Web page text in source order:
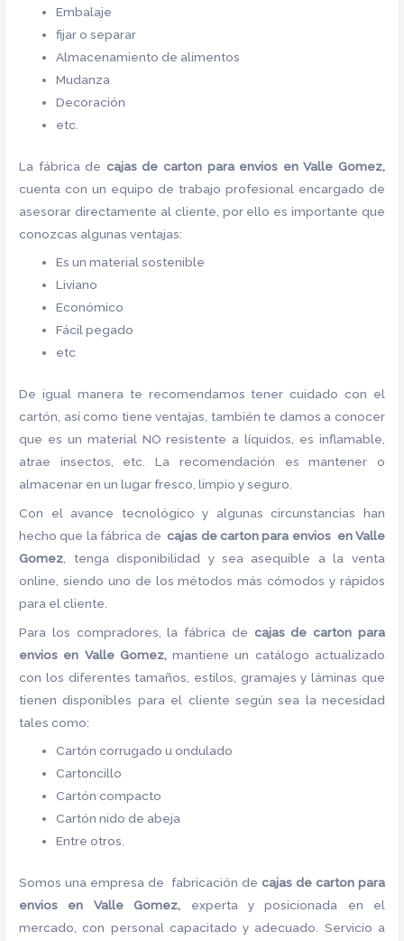
Embalaje
fijar o separar
Almacenamiento de alimentos
Mudanza
Decoración
etc.
La fábrica de cajas de carton para envios en Valle Gomez,
cuenta con un equipo de trabajo profesional encargado de
asesorar directamente al cliente, por ello es importante que
conozcas algunas ventajas:
Es un material sostenible
Liviano
Económico
Fácil pegado
etc
De igual manera te recomendamos tener cuidado con el
cartón, así como tiene ventajas, también te damos a conocer
que es un material NO resistente a líquidos, es inflamable,
atrae insectos, etc. La recomendación es mantener o
almacenar en un lugar fresco, limpio y seguro.
Con el avance tecnológico y algunas circunstancias han
hecho que la fábrica decajas de carton para envios en Valle
Gomez , tenga disponibilidad y sea asequible a la venta
online, siendo uno de los métodos más cómodos y rápidos
para el cliente.
Para los compradores, la fábrica de cajas de carton para
envios en Valle Gomez,mantiene un catálogo actualizado
con los diferentes tamaños, estilos, gramajes y láminas que
tienen disponibles para el cliente según sea la necesidad
tales como:
Cartón corrugado u ondulado
Cartoncillo
Cartón compacto
Cartón nido de abeja
Entre otros.
Somos una empresa de fabricación de cajas de carton para
envios en Valle Gomez, experta y posicionada en el
mercado, con personal capacitado y adecuado. Servicio a